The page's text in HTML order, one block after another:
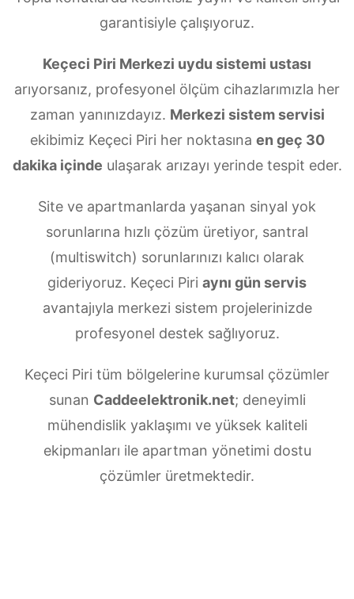
garantisiyle çalışıyoruz.
Keçeci Piri Merkezi uydu sistemi ustası
arıyorsanız, profesyonel ölçüm cihazlarımızla her
zaman yanınızdayız. Merkezi sistem servisi
ekibimiz Keçeci Piri her noktasına en geç 30
dakika içinde ulaşarak arızayı yerinde tespit eder.
Site ve apartmanlarda yaşanan sinyal yok
sorunlarına hızlı çözüm üretiyor, santral
(multiswitch) sorunlarınızı kalıcı olarak
gideriyoruz. Keçeci Piri aynı gün servis
avantajıyla merkezi sistem projelerinizde
profesyonel destek sağlıyoruz.
Keçeci Piri tüm bölgelerine kurumsal çözümler
sunan Caddeelektronik.net; deneyimli
mühendislik yaklaşımı ve yüksek kaliteli
ekipmanları ile apartman yönetimi dostu
çözümler üretmektedir.